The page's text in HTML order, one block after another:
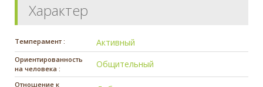
Характер
Темперамент : Активный
Ориентированность
на человека :
Общительный
Отношение к